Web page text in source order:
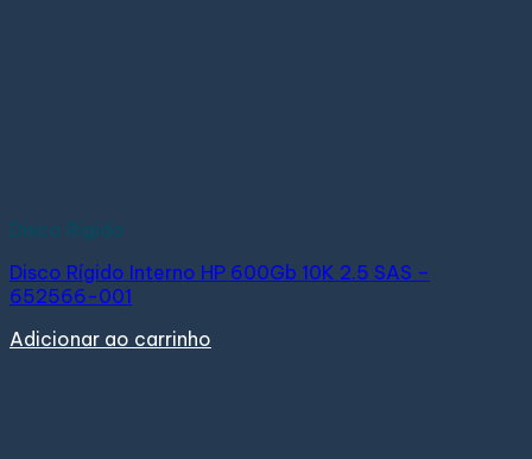
Disco Rígido
Disco Rígido Interno HP 600Gb 10K 2.5 SAS –
652566-001
Adicionar ao carrinho